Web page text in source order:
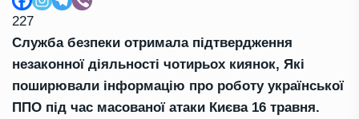
227
Служба безпеки отримала підтвердження
незаконної діяльності чотирьох киянок, Які
поширювали інформацію про роботу української
ППО під час масованої атаки Києва 16 травня.